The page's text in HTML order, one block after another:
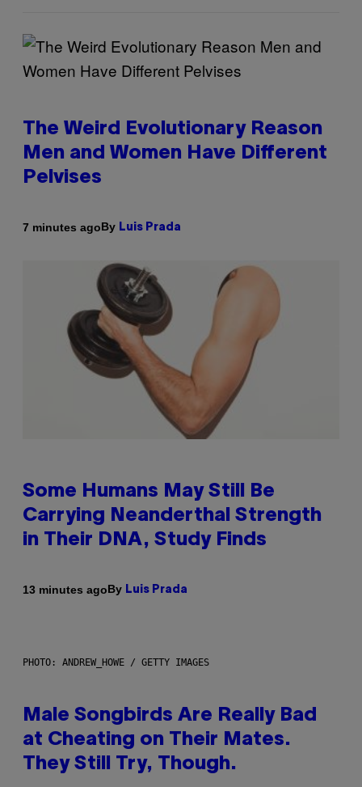
The Weird Evolutionary Reason
Men and Women Have Different
Pelvises
7 minutes agoBy Luis Prada
Some Humans May Still Be
Carrying Neanderthal Strength
in Their DNA, Study Finds
13 minutes agoBy Luis Prada
PHOTO: ANDREW_HOWE / GETTY IMAGES
Male Songbirds Are Really Bad
at Cheating on Their Mates.
They Still Try, Though.